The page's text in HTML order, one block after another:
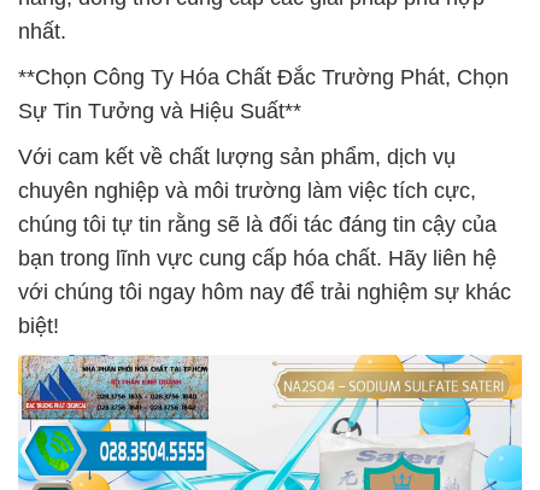
nhất.
**Chọn Công Ty Hóa Chất Đắc Trường Phát, Chọn
Sự Tin Tưởng và Hiệu Suất**
Với cam kết về chất lượng sản phẩm, dịch vụ
chuyên nghiệp và môi trường làm việc tích cực,
chúng tôi tự tin rằng sẽ là đối tác đáng tin cậy của
bạn trong lĩnh vực cung cấp hóa chất. Hãy liên hệ
với chúng tôi ngay hôm nay để trải nghiệm sự khác
biệt!